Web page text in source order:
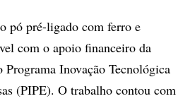
pó pré-ligado com ferro e
com o apoio financeiro da
Inovação Tecnológica
(PIPE). O trabalho contou com